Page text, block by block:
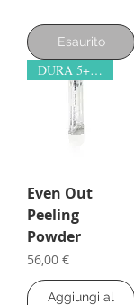
Esaurito
DURA 5+ MESI!
Even Out
Peeling
Powder
Prezzo
56,00 €
Aggiungi al